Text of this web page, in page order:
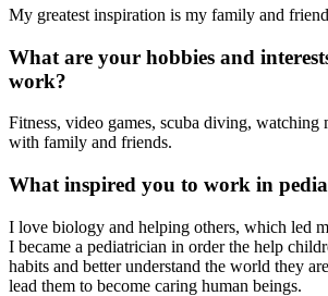
My greatest inspiration is my family and
What are your hobbies and
work?
Fitness, video games, scuba diving, watching
with family and friends.
What inspired you to work in
I love biology and helping others, which led
I became a pediatrician in order the help
habits and better understand the world they
lead them to become caring human beings.